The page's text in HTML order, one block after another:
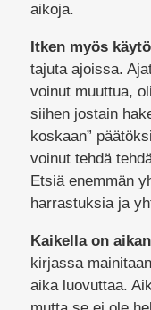
aikoja.
Itken myös
tajuta ajoissa.
voinut muuttua,
siihen jostain
koskaan”
voinut tehdä
Etsiä enemmän
harrastuksia ja
Kaikella on
kirjassa
aika luovuttaa.